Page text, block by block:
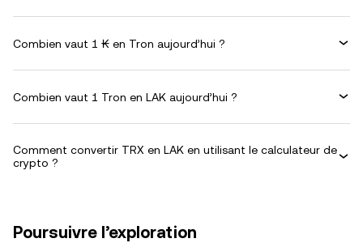
Combien vaut 1 ₭ en Tron aujourd’hui ?
Combien vaut 1 Tron en LAK aujourd’hui ?
Comment convertir TRX en LAK en utilisant le calculateur de
crypto ?
Poursuivre l’exploration